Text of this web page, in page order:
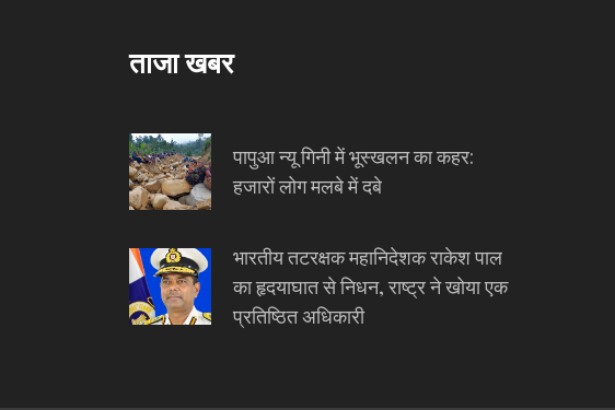
ताजा खबर
पापुआ न्यू गिनी में भूस्खलन का कहर:
हजारों लोग मलबे में दबे
भारतीय तटरक्षक महानिदेशक राकेश पाल
का हृदयाघात से निधन, राष्ट्र ने खोया एक
प्रतिष्ठित अधिकारी